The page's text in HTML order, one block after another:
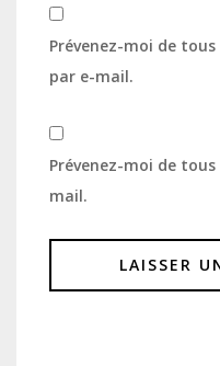
Prévenez-moi de
par e-mail.
Prévenez-moi de
mail.